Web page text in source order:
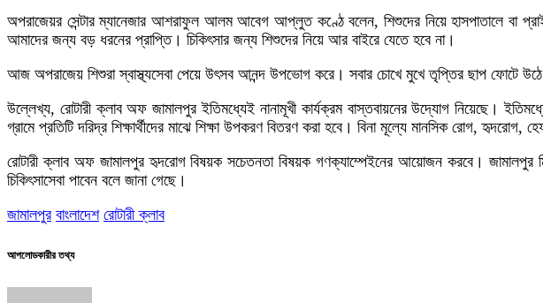
অপরাজেয়র সেন্টার ম্যানেজার আশরাফুল আলম আবেগ আপ্লুত কণ্ঠে বলেন, শিশুদের নিয়ে হাসপাতালে বা
আমাদের জন্য বড় ধরনের প্রাপ্তি। চিকিৎসার জন্য শিশুদের নিয়ে আর বাইরে যেতে হবে না।
আজ অপরাজেয় শিশুরা স্বাস্থ্যসেবা পেয়ে উৎসব আনন্দ উপভোগ করে। সবার চোখে মুখে তৃপ্তির ছাপ ফোটে
উল্লেখ্য, রোটারী ক্লাব অফ জামালপুর ইতিমধ্যেই নানামূখী কার্যক্রম বাস্তবায়নের উদ্যোগ নিয়েছে।
গ্রামে প্রতিটি দরিদ্র শিক্ষার্থীদের মাঝে শিক্ষা উপকরণ বিতরণ করা হবে। বিনা মূল্যে মানসিক রোগ, হৃদরোগ,
রোটারী ক্লাব অফ জামালপুর হৃদরোগ বিষয়ক সচেতনতা বিষয়ক গণক্যাম্পেইনের আয়োজন করবে। জামালপুর
চিকিৎসাসেবা পাবেন বলে জানা গেছে।
জামালপুর বাংলাদেশ রোটারী ক্লাব
আপলোডকারীর তথ্য